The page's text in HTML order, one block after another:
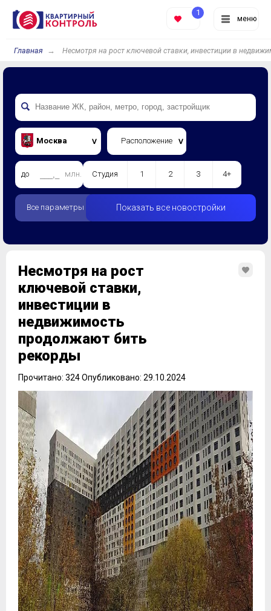
меню
1
Главная Несмотря на рост ключевой ставки, инвестиции в
Москва Расположение
до млн. Студия 1 2 3 4+
Все параметры Показать все новостройки
Несмотря на рост
ключевой ставки,
инвестиции в
недвижимость
продолжают бить
рекорды
Прочитано: 324 Опубликовано: 29.10.2024